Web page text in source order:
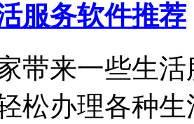
服务软件推荐
带来一些生
松办理各种